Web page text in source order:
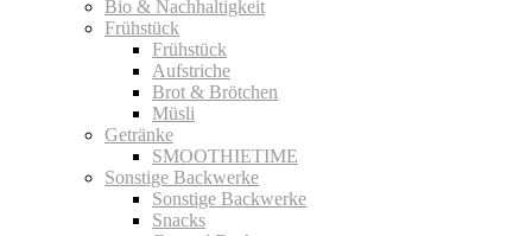
Bio & Nachhaltigkeit
Frühstück
Frühstück
Aufstriche
Brot & Brötchen
Müsli
Getränke
SMOOTHIETIME
Sonstige Backwerke
Sonstige Backwerke
Snacks